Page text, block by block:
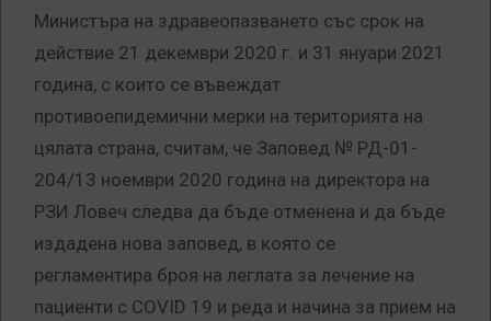
Министъра на здравеопазването със срок на
действие 21 декември 2020 г. и 31 януари 2021
година, с които се въвеждат
противоепидемични мерки на територията на
цялата страна, считам, че Заповед № РД-01-
204/13 ноември 2020 година на директора на
РЗИ Ловеч следва да бъде отменена и да бъде
издадена нова заповед, в която се
регламентира броя на леглата за лечение на
пациенти с COVID 19 и реда и начина за прием на